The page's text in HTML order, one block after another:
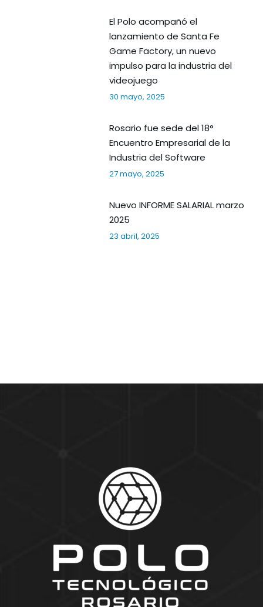
El Polo acompañó el
lanzamiento de Santa Fe
Game Factory, un nuevo
impulso para la industria del
videojuego
30 mayo, 2025
Rosario fue sede del 18°
Encuentro Empresarial de la
Industria del Software
27 mayo, 2025
Nuevo INFORME SALARIAL marzo
2025
23 abril, 2025